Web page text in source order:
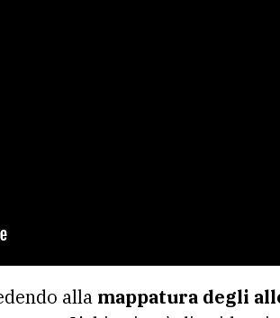
alla mappatura degli